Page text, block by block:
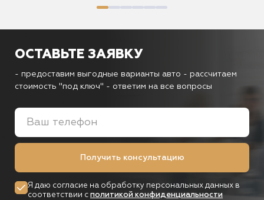
ОСТАВЬТЕ ЗАЯВКУ
- предоставим выгодные варианты авто - рассчитаем
стоимость "под ключ" - ответим на все вопросы
Получить консультацию
Я даю согласие на обработку персональных данных в
соответствии с политикой конфиденциальности